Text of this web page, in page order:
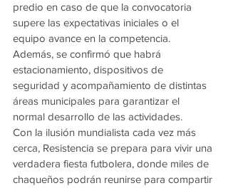
predio en caso de que la convocatoria
supere las expectativas iniciales o el
equipo avance en la competencia.
Además, se confirmó que habrá
estacionamiento, dispositivos de
seguridad y acompañamiento de distintas
áreas municipales para garantizar el
normal desarrollo de las actividades.
Con la ilusión mundialista cada vez más
cerca, Resistencia se prepara para vivir una
verdadera fiesta futbolera, donde miles de
chaqueños podrán reunirse para compartir